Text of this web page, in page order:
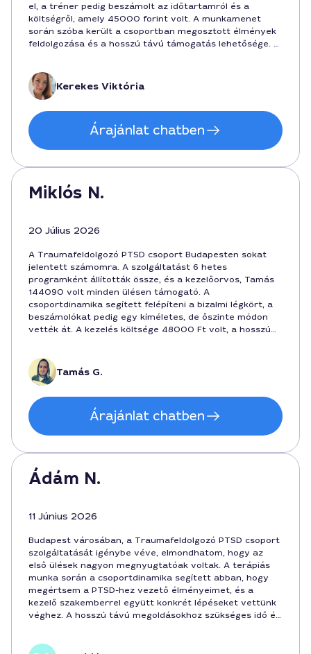
el, a tréner pedig beszámolt az időtartamról és a
költségről, amely 45000 forint volt. A munkamenet
során szóba került a csoportban megosztott élmények
feldolgozása és a hosszú távú támogatás lehetősége. A
belvárosában élőknek, akik szeretnék megérteni a
trauma hatásait és megoldásokat találni a
Kerekes Viktória
Árajánlat chatben
Miklós N.
20 Július 2026
A Traumafeldolgozó PTSD csoport Budapesten sokat
jelentett számomra. A szolgáltatást 6 hetes
programként állították össze, és a kezelőorvos, Tamás
144090 volt minden ülésen támogató. A
csoportdinamika segített felépíteni a bizalmi légkört, a
beszámolókat pedig egy kíméletes, de őszinte módon
vették át. A kezelés költsége 48000 Ft volt, a hosszú
a stabilabb mindennapokat.
Tamás G.
Árajánlat chatben
Ádám N.
11 Június 2026
Budapest városában, a Traumafeldolgozó PTSD csoport
szolgáltatását igénybe véve, elmondhatom, hogy az
első ülések nagyon megnyugtatóak voltak. A terápiás
munka során a csoportdinamika segített abban, hogy
megértsem a PTSD-hez vezető élményeimet, és a
kezelő szakemberrel együtt konkrét lépéseket vettünk
véghez. A hosszú távú megoldásokhoz szükséges idő és